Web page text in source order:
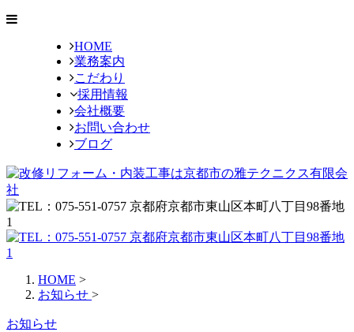
HOME
業務案内
こだわり
採用情報
会社概要
お問い合わせ
ブログ
HOME >
お知らせ >
お知らせ